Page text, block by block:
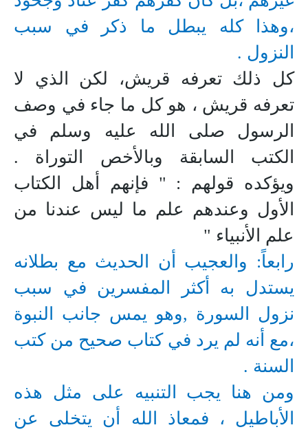
،وهذا كله يبطل ما ذكر في سبب
النزول .
كل ذلك تعرفه قريش، لكن الذي لا
تعرفه قريش ، هو كل ما جاء في وصف
الرسول صلى الله عليه وسلم في
الكتب السابقة وبالأخص التوراة .
ويؤكده قولهم : " فإنهم أهل الكتاب
الأول وعندهم علم ما ليس عندنا من
علم الأنبياء "
رابعاً: والعجيب أن الحديث مع بطلانه
يستدل به أكثر المفسرين في سبب
نزول السورة ,وهو يمس جانب النبوة
،مع أنه لم يرد في كتاب صحيح من كتب
السنة .
ومن هنا يجب التنبيه على مثل هذه
الأباطيل ، فمعاذ الله أن يتخلى عن